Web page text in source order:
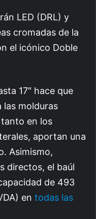
LED (DRL) y
cromadas de la
el icónico Doble
17″ hace que
las molduras
en los
aportan una
Asimismo,
directos, el baúl
de 493
en todas las